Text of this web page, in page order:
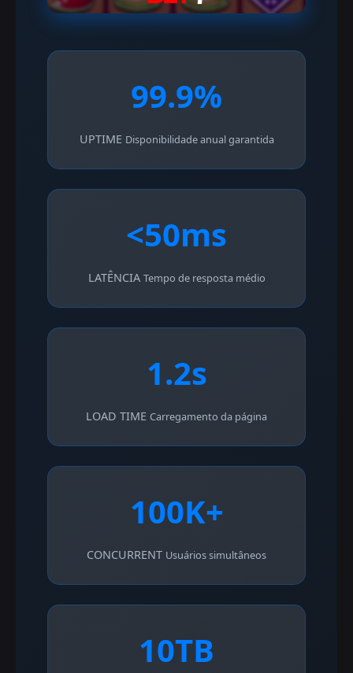
99.9%
UPTIME Disponibilidade anual garantida
<50ms
LATÊNCIA Tempo de resposta médio
1.2s
LOAD TIME Carregamento da página
100K+
CONCURRENT Usuários simultâneos
10TB